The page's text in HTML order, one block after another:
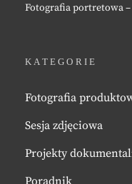
Fotografia portretowa
KATEGORIE
Fotografia
Sesja zdjęciowa
Projekty
Poradnik